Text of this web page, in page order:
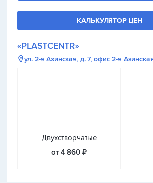
КАЛЬКУЛЯТОР ЦЕН
«PLASTCENTR»
ул. 2-я Азинская, д. 7, офис 2-я
Двухстворчатые
от 4 860 ₽